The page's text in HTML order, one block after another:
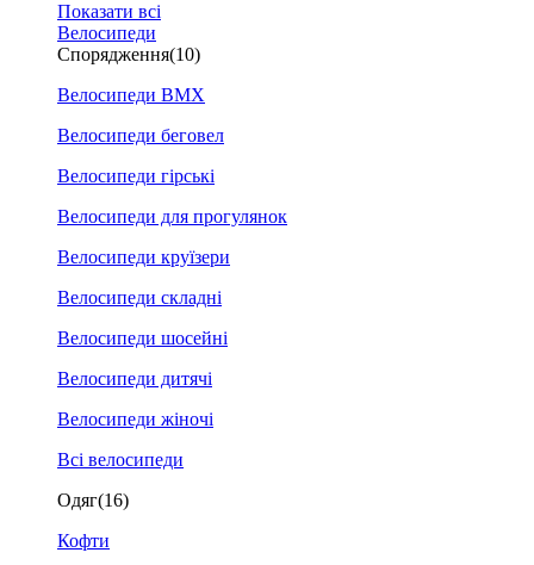
Показати всі
Велосипеди
Спорядження(10)
Велосипеди BMX
Велосипеди беговел
Велосипеди гірські
Велосипеди для прогулянок
Велосипеди круїзери
Велосипеди складні
Велосипеди шосейні
Велосипеди дитячі
Велосипеди жіночі
Всі велосипеди
Одяг(16)
Кофти